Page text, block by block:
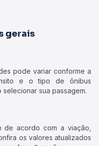
gerais
pode variar conforme a
e o tipo de ônibus
sua passagem.
de acordo com a viação,
os valores atualizados